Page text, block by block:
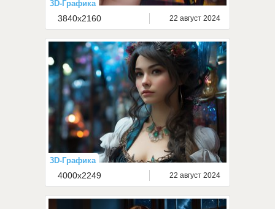
3D-Графика
3840x2160 22 август 2024
3D-Графика
4000x2249 22 август 2024